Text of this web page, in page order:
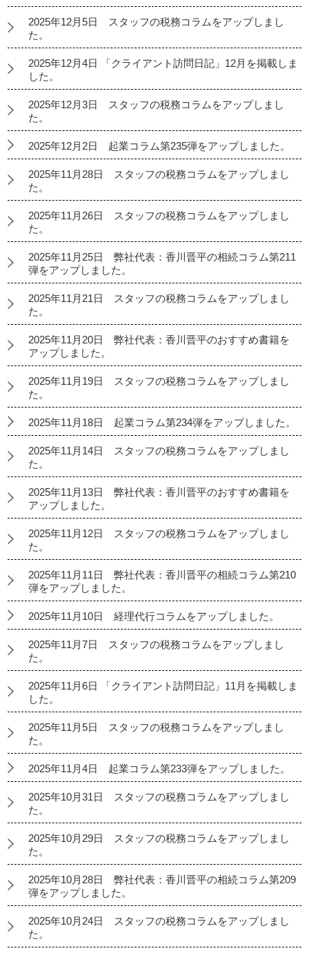
2025年12月5日 スタッフの税務コラムをアップしまし
た。
2025年12月4日 「クライアント訪問日記」12月を掲載しま
した。
2025年12月3日 スタッフの税務コラムをアップしまし
た。
2025年12月2日 起業コラム第235弾をアップしました。
2025年11月28日 スタッフの税務コラムをアップしまし
た。
2025年11月26日 スタッフの税務コラムをアップしまし
た。
2025年11月25日 弊社代表：香川晋平の相続コラム第211
弾をアップしました。
2025年11月21日 スタッフの税務コラムをアップしまし
た。
2025年11月20日 弊社代表：香川晋平のおすすめ書籍を
アップしました。
2025年11月19日 スタッフの税務コラムをアップしまし
た。
2025年11月18日 起業コラム第234弾をアップしました。
2025年11月14日 スタッフの税務コラムをアップしまし
た。
2025年11月13日 弊社代表：香川晋平のおすすめ書籍を
アップしました。
2025年11月12日 スタッフの税務コラムをアップしまし
た。
2025年11月11日 弊社代表：香川晋平の相続コラム第210
弾をアップしました。
2025年11月10日 経理代行コラムをアップしました。
2025年11月7日 スタッフの税務コラムをアップしまし
た。
2025年11月6日 「クライアント訪問日記」11月を掲載しま
した。
2025年11月5日 スタッフの税務コラムをアップしまし
た。
2025年11月4日 起業コラム第233弾をアップしました。
2025年10月31日 スタッフの税務コラムをアップしまし
た。
2025年10月29日 スタッフの税務コラムをアップしまし
た。
2025年10月28日 弊社代表：香川晋平の相続コラム第209
弾をアップしました。
2025年10月24日 スタッフの税務コラムをアップしまし
た。